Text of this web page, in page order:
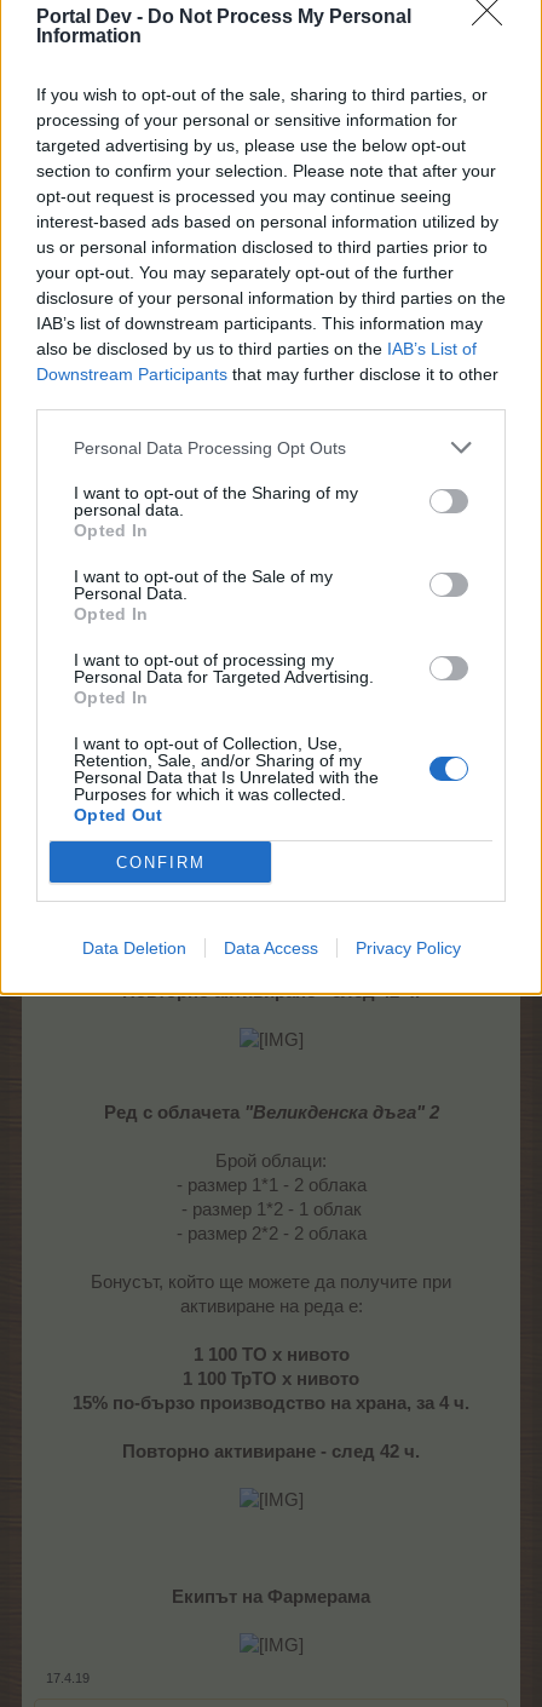
Portal Dev - Do Not Process My Personal
Information
If you wish to opt-out of the sale, sharing to third parties, or
processing of your personal or sensitive information for
targeted advertising by us, please use the below opt-out
section to confirm your selection. Please note that after your
opt-out request is processed you may continue seeing
interest-based ads based on personal information utilized by
us or personal information disclosed to third parties prior to
your opt-out. You may separately opt-out of the further
disclosure of your personal information by third parties on the
IAB’s list of downstream participants. This information may
also be disclosed by us to third parties on the IAB’s List of
Downstream Participants that may further disclose it to other
Personal Data Processing Opt Outs
I want to opt-out of the Sharing of my
personal data.
Opted In
I want to opt-out of the Sale of my
Personal Data.
Opted In
I want to opt-out of processing my
Personal Data for Targeted Advertising.
Opted In
I want to opt-out of Collection, Use,
Retention, Sale, and/or Sharing of my
Personal Data that Is Unrelated with the
Purposes for which it was collected.
Opted Out
CONFIRM
Data Deletion Data Access Privacy Policy
Начало: 18 април 2019 г. в 15:00 ч.
Предложението ще намерите в Новините, таймера
със събитията или направо в Небесната градина
(ще проблясва самия ред/облак в Небесната
градина).
Пакетът с редове е достъпен за закупуване чрез
всички методи на плащане (в евро) с изключение на
смс.
Пакет
"Великденска дъга"
Цена 3,79 €
Пакетът включва 2 Редa в Небесната градина.
На редовете се поставят произволно избрани
Ред с облачета "Великденска дъга " 1
- размер 1*2 - 2 облака
- размер 2*2 - 1 облак
Бонусът, който ще можете да получите при
активиране на реда е:
1 ЯМЧ
Повторно активиране - след 42 ч.
Ред с облачета "Великденска дъга" 2
Брой облаци:
- размер 1*1 - 2 облака
- размер 1*2 - 1 облак
- размер 2*2 - 2 облака
Бонусът, който ще можете да получите при
активиране на реда е:
1 100 ТО х нивото
1 100 ТрТО х нивото
15% по-бързо производство на храна, за 4 ч.
Повторно активиране - след 42 ч.
Екипът на Фармерама
17.4.19